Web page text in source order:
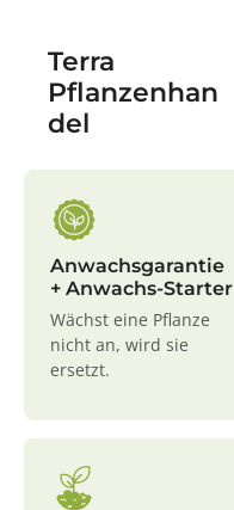
Terra
Pflanzenhan
del
Anwachsgarantie
+ Anwachs-Starter
Wächst eine Pflanze
nicht an, wird sie
ersetzt.